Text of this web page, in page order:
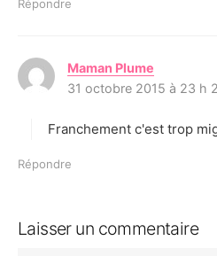
Répondre
Maman Plume
i
:
31 octobre 2015 à 23 h
Franchement c'est trop
Répondre
Laisser un commentaire